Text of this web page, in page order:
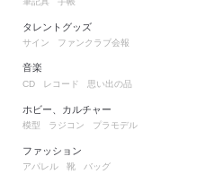
タレントグッズ
サイン ファンクラブ会報
音楽
CD レコード 思い出の品
ホビー、カルチャー
模型 ラジコン プラモデル
ファッション
アパレル 靴 バッグ